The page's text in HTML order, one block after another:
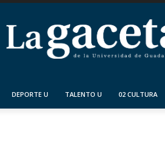
DEPORTE U TALENTO U 02 CULTURA